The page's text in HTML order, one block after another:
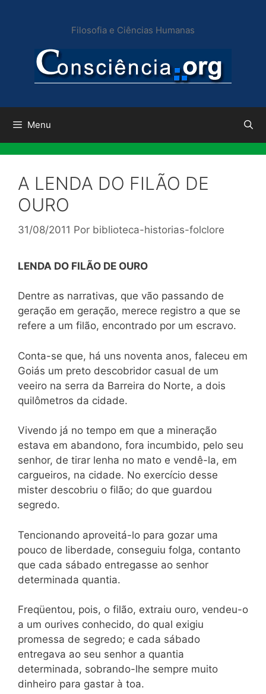
conteúdo
Filosofia e Ciências Humanas
Menu
A LENDA DO FILÃO DE
OURO
31/08/2011 Por biblioteca-historias-folclore
LENDA DO FILÃO DE OURO
Dentre as narrativas, que vão passando de
geração em geração, merece registro a que se
refere a um filão, encontrado por um escravo.
Conta-se que, há uns noventa anos, faleceu em
Goiás um preto descobridor casual de um
veeiro na serra da Barreira do Norte, a dois
quilômetros da cidade.
Vivendo já no tempo em que a mineração
estava em abandono, fora incumbido, pelo seu
senhor, de tirar lenha no mato e vendê-la, em
cargueiros, na cidade. No exercício desse
mister descobriu o filão; do que guardou
segredo.
Tencionando aproveitá-lo para gozar uma
pouco de liberdade, conseguiu folga, contanto
que cada sábado entregasse ao senhor
determinada quantia.
Freqüentou, pois, o filão, extraiu ouro, vendeu-o
a um ourives conhecido, do qual exigiu
promessa de segredo; e cada sábado
entregava ao seu senhor a quantia
determinada, sobrando-lhe sempre muito
dinheiro para gastar à toa.